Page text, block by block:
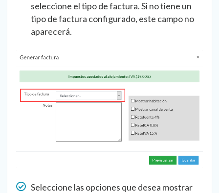
seleccione el tipo de factura. Si no tiene un
tipo de factura configurado, este campo no
aparecerá.
Seleccione las opciones que desea mostrar